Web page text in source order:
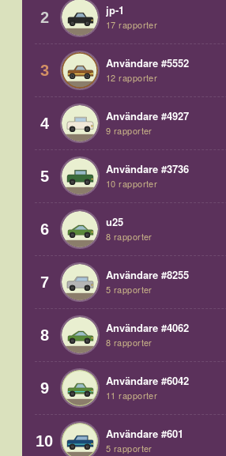
2 jp-1
17 rapporter
3 Användare #5552
12 rapporter
4 Användare #4927
9 rapporter
5 Användare #3736
10 rapporter
6 u25
8 rapporter
7 Användare #8255
5 rapporter
8 Användare #4062
8 rapporter
9 Användare #6042
11 rapporter
10 Användare #601
5 rapporter